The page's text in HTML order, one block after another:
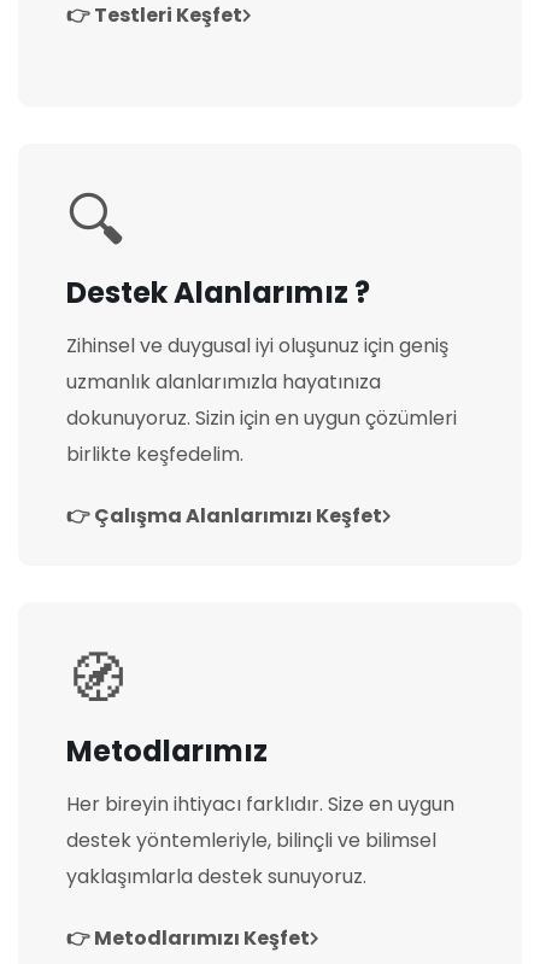
👉 Testleri Keşfet
🔍
Destek Alanlarımız ?
Zihinsel ve duygusal iyi oluşunuz için geniş
uzmanlık alanlarımızla hayatınıza
dokunuyoruz. Sizin için en uygun çözümleri
birlikte keşfedelim.
👉 Çalışma Alanlarımızı Keşfet
🧭
Metodlarımız
Her bireyin ihtiyacı farklıdır. Size en uygun
destek yöntemleriyle, bilinçli ve bilimsel
yaklaşımlarla destek sunuyoruz.
👉 Metodlarımızı Keşfet